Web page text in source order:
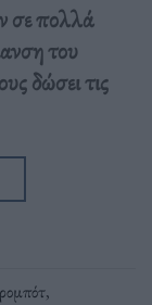
σε πολλά
του
δώσει τις
ρομπότ,